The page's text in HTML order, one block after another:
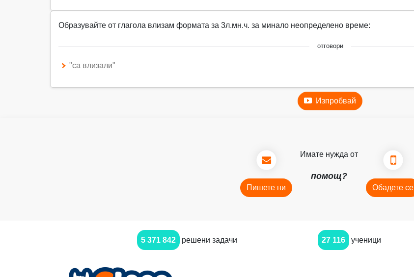
Образувайте от глагола влизам формата за 3л.мн.ч. за минало неопределено време:
отговори
"са влизали"
Изпробвай
Пишете ни
Имате нужда от
помощ?
Обадете се
5 371 842 решени задачи 27 116 ученици